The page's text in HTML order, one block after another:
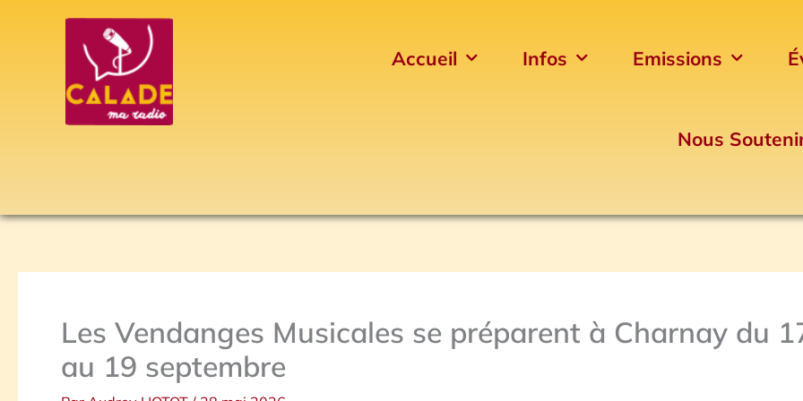
Accueil Infos Emissions
Nous
Les Vendanges Musicales se préparent à Charnay du
au 19 septembre